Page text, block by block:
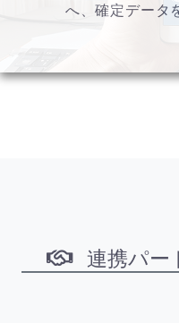
へ、確定データ
連携パー